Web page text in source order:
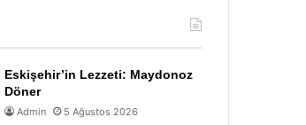
Eskişehir’in Lezzeti: Maydonoz
Döner
Admin 5 Ağustos 2026